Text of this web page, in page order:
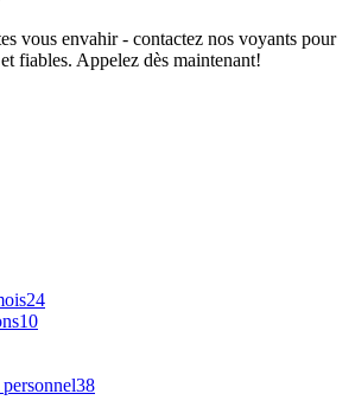
vous envahir - contactez nos voyants pour
fiables. Appelez dès maintenant!
24
10
38